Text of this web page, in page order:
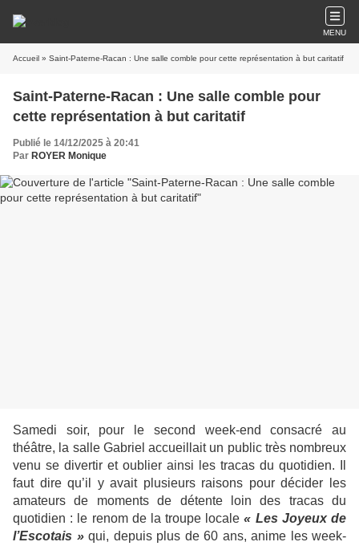
MENU
Accueil » Saint-Paterne-Racan : Une salle comble pour cette représentation à but caritatif
Saint-Paterne-Racan : Une salle comble pour
cette représentation à but caritatif
Publié le 14/12/2025 à 20:41
Par ROYER Monique
Samedi soir, pour le second week-end consacré au
théâtre, la salle Gabriel accueillait un public très nombreux
venu se divertir et oublier ainsi les tracas du quotidien. Il
faut dire qu’il y avait plusieurs raisons pour décider les
amateurs de moments de détente loin des tracas du
quotidien : le renom de la troupe locale« Les Joyeux de
l’Escotais » qui, depuis plus de 60 ans, anime les week-